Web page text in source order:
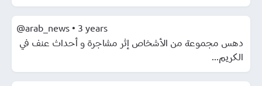
@arab_news • 3 years
دهس مجموعة من الأشخاص إثر مشاجرة و أحداث عنف في
الكريم...